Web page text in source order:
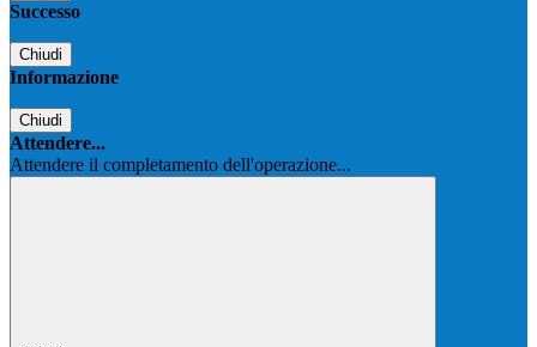
Successo
Chiudi
Informazione
Chiudi
Attendere...
Attendere il completamento dell'operazione...